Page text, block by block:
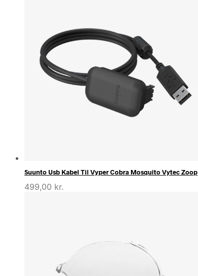
Suunto Usb Kabel Til Vyper Cobra Mosquito Vytec Zoop
499,00 kr.